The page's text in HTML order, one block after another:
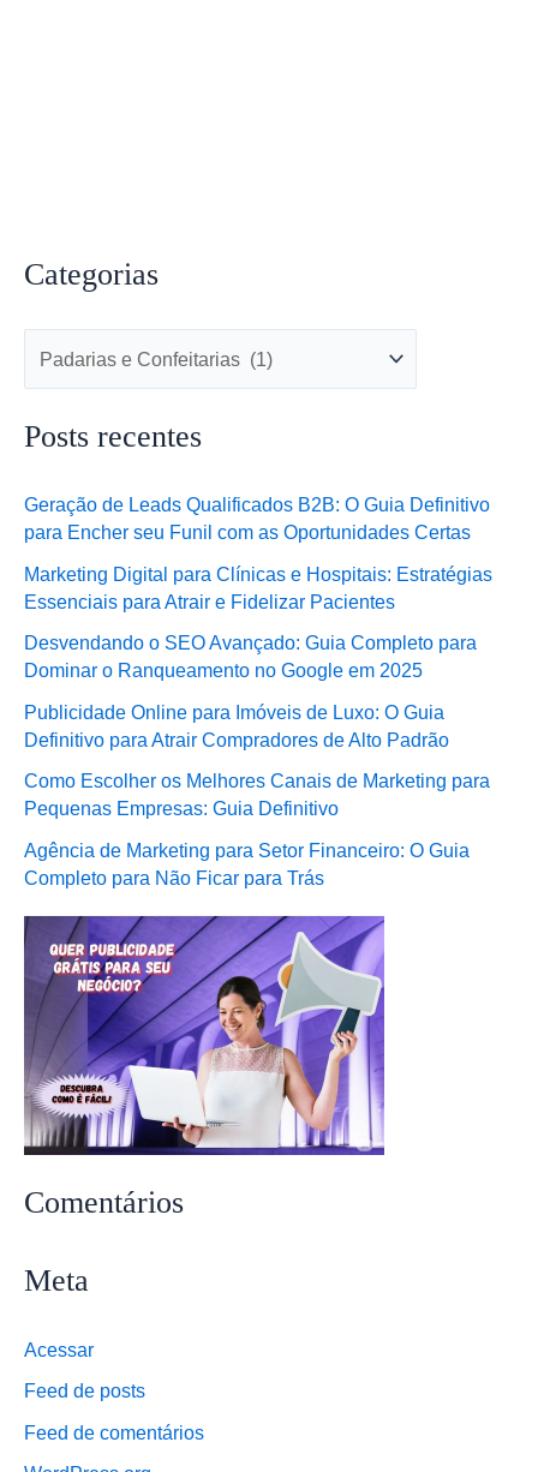
Categorias
Posts recentes
Geração de Leads Qualificados B2B: O Guia Definitivo
para Encher seu Funil com as Oportunidades Certas
Marketing Digital para Clínicas e Hospitais: Estratégias
Essenciais para Atrair e Fidelizar Pacientes
Desvendando o SEO Avançado: Guia Completo para
Dominar o Ranqueamento no Google em 2025
Publicidade Online para Imóveis de Luxo: O Guia
Definitivo para Atrair Compradores de Alto Padrão
Como Escolher os Melhores Canais de Marketing para
Pequenas Empresas: Guia Definitivo
Agência de Marketing para Setor Financeiro: O Guia
Completo para Não Ficar para Trás
Comentários
Meta
Acessar
Feed de posts
Feed de comentários